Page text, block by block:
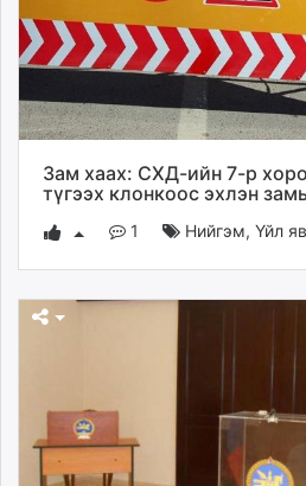
Зам хаах: СХД-ийн 7-р
түгээх клонкоос эхлэн
1 Нийгэм,Үйл